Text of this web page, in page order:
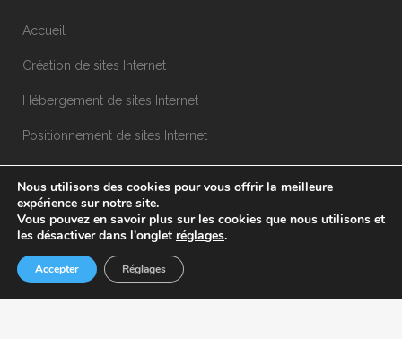
Accueil
Création de sites Internet
Hébergement de sites Internet
Positionnement de sites Internet
Nos réalisations
Blog
Contact
Nous utilisons des cookies pour vous offrir la meilleure
expérience sur notre site.
Vous pouvez en savoir plus sur les cookies que nous utilisons et
les désactiver dans l'onglet réglages.
Accepter Réglages